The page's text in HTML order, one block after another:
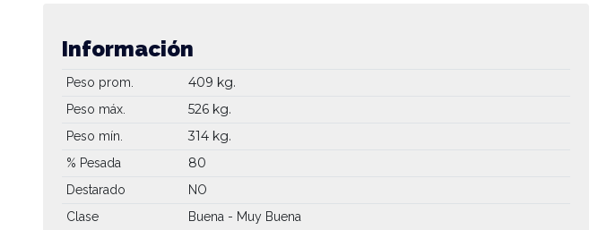
Información
Peso prom. 409 kg.
Peso máx. 526 kg.
Peso mín. 314 kg.
% Pesada 80
Destarado
NO
Clase
Buena - Muy Buena